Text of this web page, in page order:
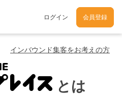
ログイン 会員登録
インバウンド集客をお考えの方
とは